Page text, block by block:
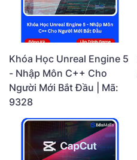
Khóa Học Unreal Engine 5
- Nhập Môn C++ Cho
Người Mới Bắt Đầu | Mã:
9328